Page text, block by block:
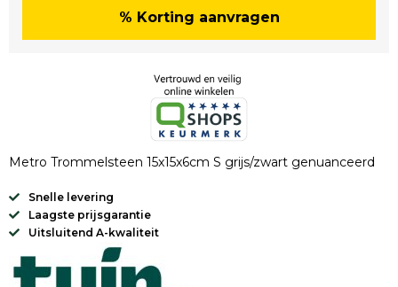
% Korting aanvragen
Metro Trommelsteen 15x15x6cm S grijs/zwart genuanceerd
Snelle levering
Laagste prijsgarantie
Uitsluitend A-kwaliteit